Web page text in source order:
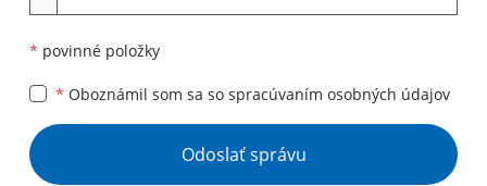
* povinné položky
* Oboznámil som sa so spracúvaním osobných údajov
Google reCaptcha Response
Odoslať správu